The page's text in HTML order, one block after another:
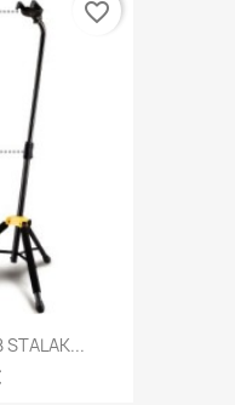
STALAK...
favorite_border